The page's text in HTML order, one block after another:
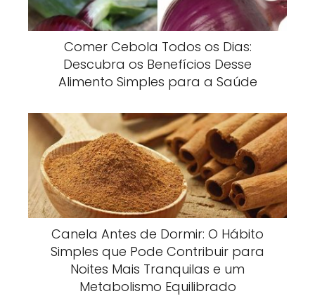
Comer Cebola Todos os Dias:
Descubra os Benefícios Desse
Alimento Simples para a Saúde
Canela Antes de Dormir: O Hábito
Simples que Pode Contribuir para
Noites Mais Tranquilas e um
Metabolismo Equilibrado